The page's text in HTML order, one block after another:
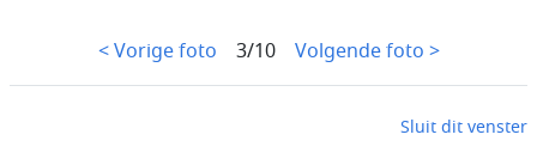
< Vorige foto 3/10 Volgende foto >
Sluit dit venster